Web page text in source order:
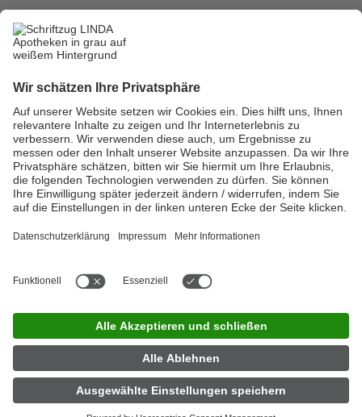
Teddy mit Luftballons
Hier herunterladen
LINDA Jobfinder| Datenschutz
Kontakt Partner Über LINDA Für Apotheker
Investor
Relations
LINDA Apotheke finden
Jetzt App herunterladen
Folgen Sie uns